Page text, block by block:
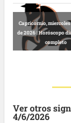
Virgo, miercoles 3 de
| Lectura horóscopo
coste
Ver otros
4/6/2026